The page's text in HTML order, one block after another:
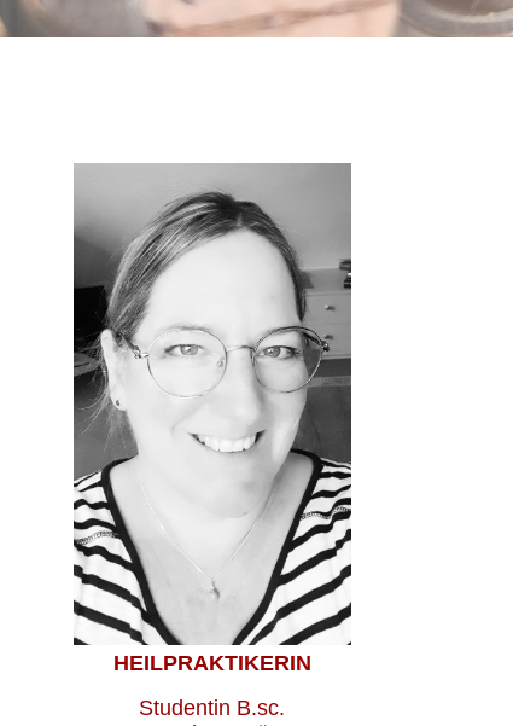
HEILPRAKTIKERIN
Studentin B.sc.